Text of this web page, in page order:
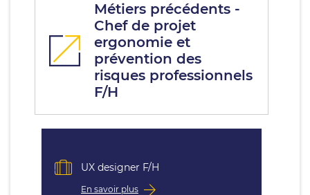
Métiers précédents -
Chef de projet
ergonomie et
prévention des
risques professionnels
F/H
UX designer F/H
En savoir plus